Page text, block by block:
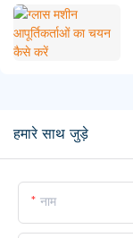
हमारे साथ जुड़े
नाम